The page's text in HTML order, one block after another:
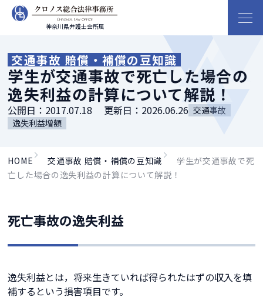
神奈川県弁護士会所属
交通事故 賠償・補償の豆知識
学生が交通事故で死亡した場合の
逸失利益の計算について解説！
公開日： 2017.07.18 更新日： 2026.06.26 交通事故
逸失利益増額
HOME 交通事故 賠償・補償の豆知識
学生が交通事故で死
亡した場合の逸失利益の計算について解説！
死亡事故の逸失利益
逸失利益とは，将来生きていれば得られたはずの収入を填
補するという損害項目です。